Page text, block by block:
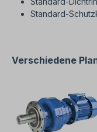
Standard-
Verschiedene